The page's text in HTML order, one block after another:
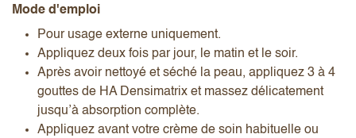
Mode d'emploi
Pour usage externe uniquement.
Appliquez deux fois par jour, le matin et le soir.
Après avoir nettoyé et séché la peau, appliquez 3 à 4
gouttes de HA Densimatrix et massez délicatement
jusqu’à absorption complète.
Appliquez avant votre crème de soin habituelle ou